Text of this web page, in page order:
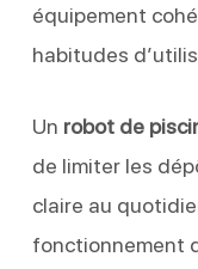
équipement
habitudes
Un robot de
de limiter les
claire au
fonctionnement